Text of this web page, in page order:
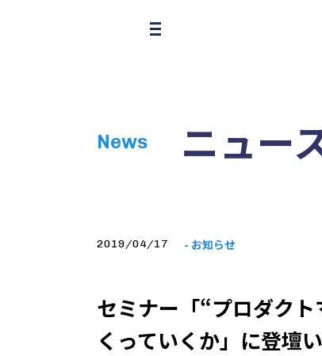
News ニュー
2019/04/17 - お知らせ
セミナー「“プロダク
くっていくか」に登壇